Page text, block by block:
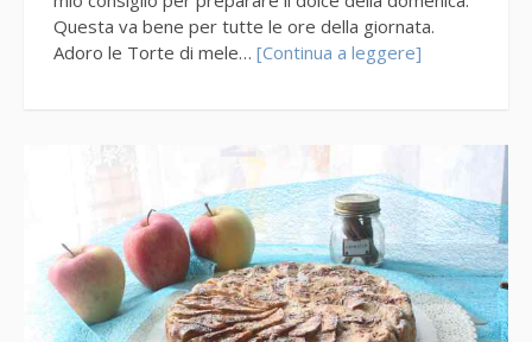
Questa va bene per tutte le ore della giornata.
Adoro le Torte di mele… [Continua a leggere]